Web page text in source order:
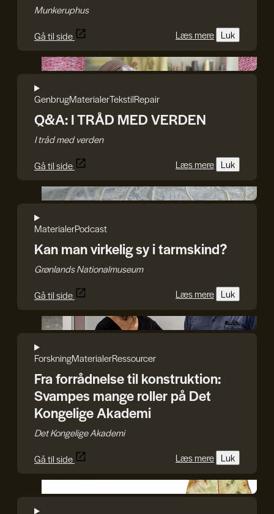
Munkeruphus
Gå til side
Læs mere Luk
I TRÅD MED VERDEN
GenbrugMaterialerTekstilRepair
Q&A: I TRÅD MED VERDEN
I tråd med verden
Gå til side
Læs mere Luk
Julie Bach/Soffi Chanchira Larsen
MaterialerPodcast
Kan man virkelig sy i tarmskind?
Grønlands Nationalmuseum
Gå til side
Læs mere Luk
Det Kongelige Akademi
ForskningMaterialerRessourcer
Fra forrådnelse til konstruktion:
Svampes mange roller på Det
Kongelige Akademi
Det Kongelige Akademi
Gå til side
Læs mere Luk